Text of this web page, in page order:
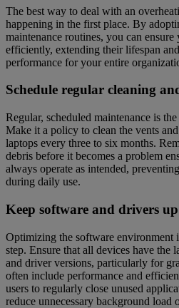
The best way to deal with an
happening in the first place. By
maintenance routines, you can
efficiently, extending their lifespan
performance for your entire
Schedule regular cleaning
Regular, scheduled maintenance is
Make it a policy to clean the vents
laptops every three to six months.
debris before it becomes a problem
always operate as intended,
during daily use.
Keep software and drivers
Optimizing the software environment
step. Ensure that all devices have the
and driver versions, particularly for
often include performance and
users to regularly close unused
reduce unnecessary background load